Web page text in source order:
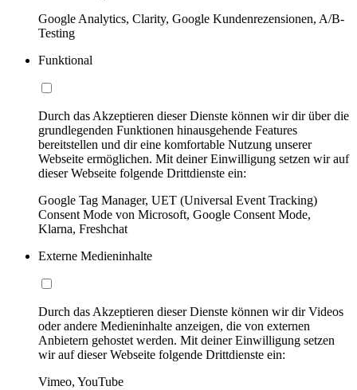
Google Analytics, Clarity, Google Kundenrezensionen, A/B-
Testing
Funktional
Durch das Akzeptieren dieser Dienste können wir dir über die
grundlegenden Funktionen hinausgehende Features
bereitstellen und dir eine komfortable Nutzung unserer
Webseite ermöglichen. Mit deiner Einwilligung setzen wir auf
dieser Webseite folgende Drittdienste ein:
Google Tag Manager, UET (Universal Event Tracking)
Consent Mode von Microsoft, Google Consent Mode,
Klarna, Freshchat
Externe Medieninhalte
Durch das Akzeptieren dieser Dienste können wir dir Videos
oder andere Medieninhalte anzeigen, die von externen
Anbietern gehostet werden. Mit deiner Einwilligung setzen
wir auf dieser Webseite folgende Drittdienste ein:
Vimeo, YouTube